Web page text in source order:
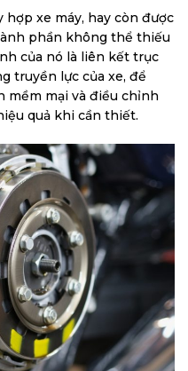
hợp xe máy, hay còn được
phần không thể thiếu
của nó là liên kết trục
truyền lực của xe, để
mềm mại và điều chỉnh
quả khi cần thiết.